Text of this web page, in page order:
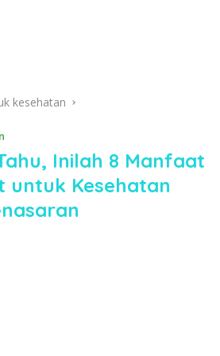
kesehatan
Inilah 8 Manfaat
untuk Kesehatan